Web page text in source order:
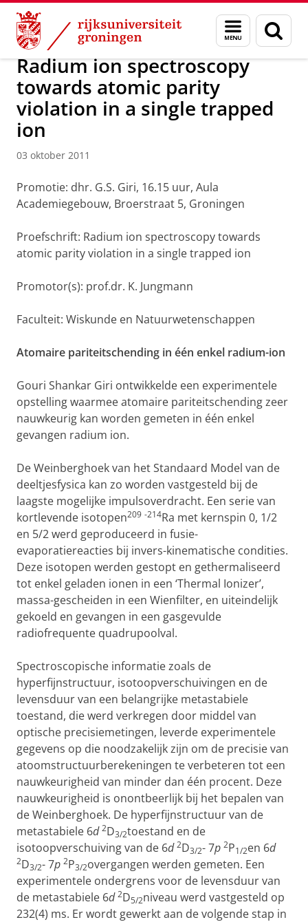
Skip
Content
Skip
Navigation
Menu
en
zoeken
Over ons Actueel Nieuws Nieuwsberichten
Radium ion spectroscopy
towards atomic parity
violation in a single trapped
ion
03 oktober 2011
Promotie: dhr. G.S. Giri, 16.15 uur, Aula
Academiegebouw, Broerstraat 5, Groningen
Proefschrift: Radium ion spectroscopy towards
atomic parity violation in a single trapped ion
Promotor(s): prof.dr. K. Jungmann
Faculteit: Wiskunde en Natuurwetenschappen
Atomaire pariteitschending in één enkel radium-ion
Gouri Shankar Giri ontwikkelde een experimentele
opstelling waarmee atomaire pariteitschending zeer
nauwkeurig kan worden gemeten in één enkel
gevangen radium ion.
De Weinberghoek van het Standaard Model van de
deeltjesfysica kan zo worden vastgesteld bij de
laagste mogelijke impulsoverdracht. Een serie van
kortlevende isotopen209 -214Ra met kernspin 0, 1/2
en 5/2 werd geproduceerd in fusie-
evaporatiereacties bij invers-kinematische condities.
Deze isotopen werden gestopt en gethermaliseerd
tot enkel geladen ionen in een ‘Thermal Ionizer’,
massa-gescheiden in een Wienfilter, en uiteindelijk
gekoeld en gevangen in een gasgevulde
radiofrequente quadrupoolval.
Spectroscopische informatie zoals de
hyperfijnstructuur, isotoopverschuivingen en de
levensduur van een belangrijke metastabiele
toestand, die werd verkregen door middel van
optische precisiemetingen, leverde experimentele
gegevens op die noodzakelijk zijn om de precisie van
atoomstructuurberekeningen te verbeteren tot een
nauwkeurigheid van minder dan één procent. Deze
nauwkeurigheid is onontbeerlijk bij het bepalen van
de Weinberghoek. De hyperfijnstructuur van de
metastabiele 6d 2D3/2toestand en de
isotoopverschuiving van de 6d 2D3/2- 7p 2P1/2en 6d
2D3/2- 7p 2P3/2overgangen werden gemeten. Een
experimentele ondergrens voor de levensduur van
de metastabiele 6d 2D5/2niveau werd vastgesteld op
232(4) ms. Er wordt gewerkt aan de volgende stap in